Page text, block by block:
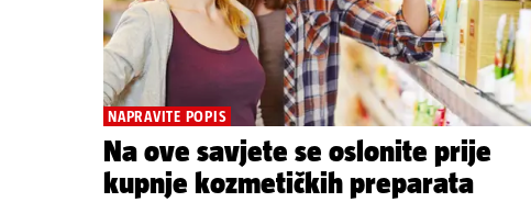
NAPRAVITE POPIS
Na ove savjete se oslonite prije
kupnje kozmetičkih preparata